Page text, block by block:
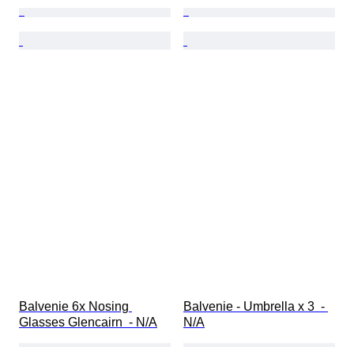
Balvenie 6x Nosing
Glasses Glencairn  - N/A
Balvenie - Umbrella x 3  -
N/A